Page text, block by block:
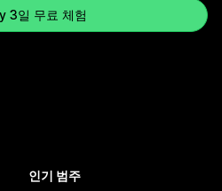
3일 무료 체험
인기 범주